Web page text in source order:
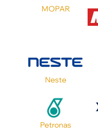
Стандарт ACEA
MOPAR
Neste
Petronas